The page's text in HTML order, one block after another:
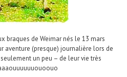
braques de Weimar nés le 13 mars
aventure (presque) journalière lors de
un peu – de leur vie très